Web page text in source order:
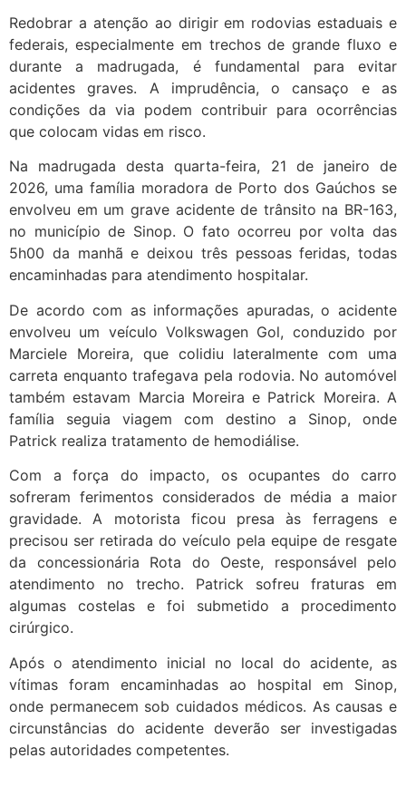
Redobrar a atenção ao dirigir em rodovias estaduais e
federais, especialmente em trechos de grande fluxo e
durante a madrugada, é fundamental para evitar
acidentes graves. A imprudência, o cansaço e as
condições da via podem contribuir para ocorrências
que colocam vidas em risco.
Na madrugada desta quarta-feira, 21 de janeiro de
2026, uma família moradora de Porto dos Gaúchos se
envolveu em um grave acidente de trânsito na BR-163,
no município de Sinop. O fato ocorreu por volta das
5h00 da manhã e deixou três pessoas feridas, todas
encaminhadas para atendimento hospitalar.
De acordo com as informações apuradas, o acidente
envolveu um veículo Volkswagen Gol, conduzido por
Marciele Moreira, que colidiu lateralmente com uma
carreta enquanto trafegava pela rodovia. No automóvel
também estavam Marcia Moreira e Patrick Moreira. A
família seguia viagem com destino a Sinop, onde
Patrick realiza tratamento de hemodiálise.
Com a força do impacto, os ocupantes do carro
sofreram ferimentos considerados de média a maior
gravidade. A motorista ficou presa às ferragens e
precisou ser retirada do veículo pela equipe de resgate
da concessionária Rota do Oeste, responsável pelo
atendimento no trecho. Patrick sofreu fraturas em
algumas costelas e foi submetido a procedimento
cirúrgico.
Após o atendimento inicial no local do acidente, as
vítimas foram encaminhadas ao hospital em Sinop,
onde permanecem sob cuidados médicos. As causas e
circunstâncias do acidente deverão ser investigadas
pelas autoridades competentes.